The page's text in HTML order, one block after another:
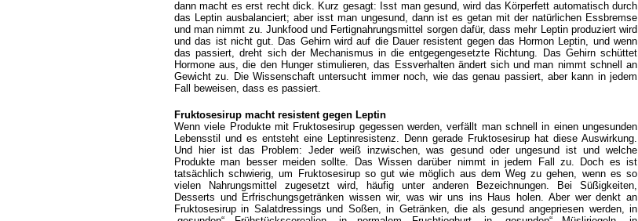
dann macht es erst recht dick. Kurz gesagt: Isst man gesund, wird das Körperfett automatisch durch
das Leptin ausbalanciert; aber isst man ungesund, dann ist es getan mit der natürlichen Essbremse
und man nimmt zu. Junkfood und Fertignahrungsmittel sorgen dafür, dass mehr Leptin produziert wird
und das ist nicht gut. Das Gehirn wird auf die Dauer resistent gegen das Hormon Leptin, und wenn
das passiert, dreht sich der Mechanismus in die entgegengesetzte Richtung. Das Gehirn schüttet
Hormone aus, die den Hunger stimulieren, das Essverhalten ändert sich und man nimmt schnell an
Gewicht zu. Die Wissenschaft untersucht immer noch, wie das genau passiert, aber kann in jedem
Fall beweisen, dass es passiert.
Fruktosesirup macht resistent gegen Leptin
Wenn viele Produkte mit Fruktosesirup gegessen werden, verfällt man schnell in einen ungesunden
Lebensstil und es entsteht eine Leptinresistenz. Denn gerade Fruktosesirup hat diese Auswirkung.
Und hier ist das Problem: Jeder weiß inzwischen, was gesund oder ungesund ist und welche
Produkte man besser meiden sollte. Das Wissen darüber nimmt in jedem Fall zu. Doch es ist
tatsächlich schwierig, um Fruktosesirup so gut wie möglich aus dem Weg zu gehen, wenn es so
vielen Nahrungsmittel zugesetzt wird, häufig unter anderen Bezeichnungen. Bei Süßigkeiten,
Desserts und Erfrischungsgetränken wissen wir, was wir uns ins Haus holen. Aber wer denkt an
Fruktosesirup in Salatdressings und Soßen, in Getränken, die als gesund angepriesen werden, in